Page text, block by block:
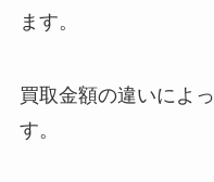
ます。
買取金額の違いによ
す。